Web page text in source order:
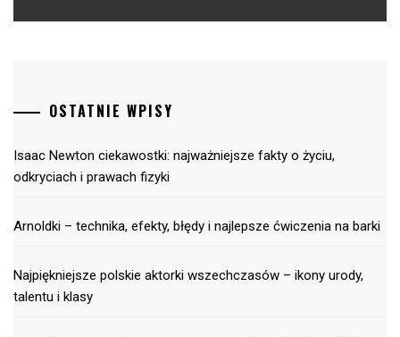
OSTATNIE WPISY
Isaac Newton ciekawostki: najważniejsze fakty o życiu,
odkryciach i prawach fizyki
Arnoldki – technika, efekty, błędy i najlepsze ćwiczenia na barki
Najpiękniejsze polskie aktorki wszechczasów – ikony urody,
talentu i klasy